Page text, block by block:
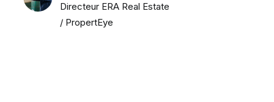
Directeur ERA Real Estate
/ PropertEye